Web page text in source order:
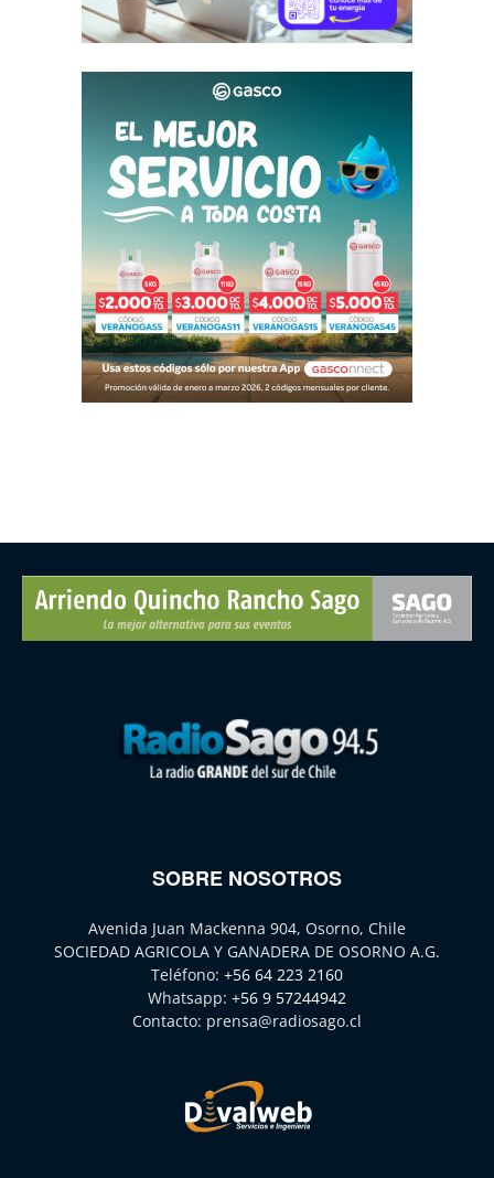
SOBRE NOSOTROS
Avenida Juan Mackenna 904, Osorno, Chile
SOCIEDAD AGRICOLA Y GANADERA DE OSORNO A.G.
Teléfono: +56 64 223 2160
Whatsapp: +56 9 57244942
Contacto: prensa@radiosago.cl